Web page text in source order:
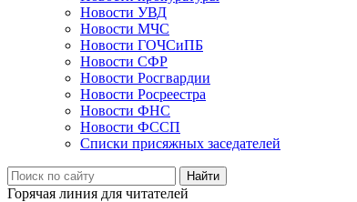
Новости УВД
Новости МЧС
Новости ГОЧСиПБ
Новости СФР
Новости Росгвардии
Новости Росреестра
Новости ФНС
Новости ФССП
Списки присяжных заседателей
Горячая линия для читателей